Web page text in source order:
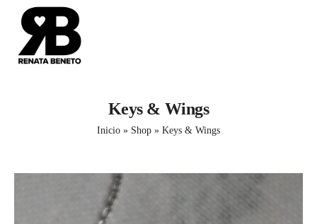
Keys & Wings
Inicio » Shop » Keys & Wings